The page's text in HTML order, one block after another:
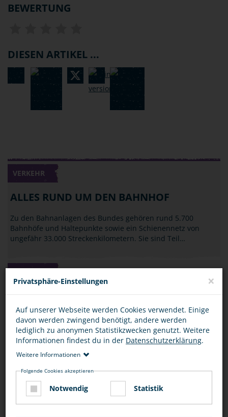
BEWERTUNG
DIESEN ARTIKEL ...
VERKEHR
ALLES RUND UM DEN BAHNHOF
Zu den Bahnanlagen des Bundes gehören rund 5.700
Bahnhöfe und Haltepunkte sowie ein Schienennetz von
ungefähr 33.000 Streckenkilometern. Sie sind Teil…
Für Auto- und Radfahrer ist der Griff zum Handy während
der Fahrt verboten (§ 23 Abs.1a StVO), aber auch als
Fußgänger, Inliner oder Skater usw. ist…
VERKEHR
NACHTS SICHER UNTERWEGS
Fühlst Du dich nachts auf dem Heimweg, im Bus oder in der
Bahn manchmal unsicher? Mit unseren Tipps erhöhst Du
Privatsphäre-Einstellungen ×
Auf unserer Webseite werden Cookies verwendet. Einige
davon werden zwingend benötigt, andere werden
lediglich zu anonymen Statistikzwecken genutzt. Weitere
Informationen findest du in der Datenschutzerklärung.
Weitere Informationen
Folgende Cookies akzeptieren
Notwendig Statistik